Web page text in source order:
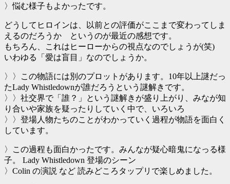
〉悩む様子もよかったです。
どうしてヒロインは、以前との評価がここまで変わってしま
えるのだろうか というのが最近の感想です。
もちろん、これはヒーローからの視点なのでしょうが(笑)
いわゆる「愛は盲目」なのでしょうか。
〉〉この物語には別のプロットがあります。10年以上謎だっ
たLady Whistledownが誰だろうという謎解きです。
〉〉社交界で「誰？」という謎解きが盛り上がり、みなが知
り合いや家族を疑ったりしていく中で、いろいろ
〉〉登場人物たちのことがわかっていく過程が物語を面白く
しています。
〉この過程も面白かったです。みんなが疑心暗鬼になっる様
子。 Lady Whistledown 登場のシーン
〉Colin の演説 など 読みどころタップリで楽しめました。